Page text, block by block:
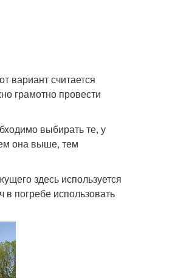
вариант считается
грамотно провести
выбирать те, у
она выше, тем
здесь используется
в погребе использовать